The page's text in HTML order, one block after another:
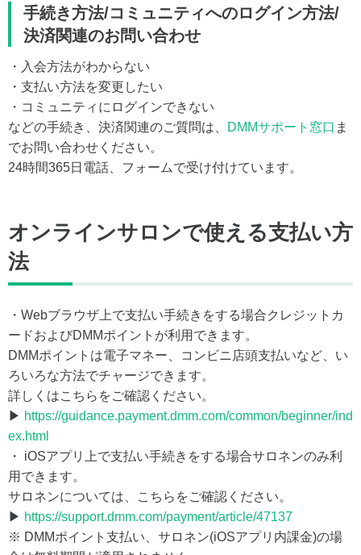
手続き方法/コミュニティへのログイン方法/
決済関連のお問い合わせ
・入会方法がわからない
・支払い方法を変更したい
・コミュニティにログインできない
などの手続き、決済関連のご質問は、
DMMサポート窓口 ま
でお問い合わせください。
24時間365日電話、フォームで受け付けています。
オンラインサロンで使える支払い方
法
・Webブラウザ上で支払い手続きをする場合クレジットカ
ードおよびDMMポイントが利用できます。
DMMポイントは電子マネー、コンビニ店頭支払いなど、い
ろいろな方法でチャージできます。
詳しくはこちらをご確認ください。
▶ https://guidance.payment.dmm.com/common/beginner/ind
ex.html
・ iOSアプリ上で支払い手続きをする場合サロネンのみ利
用できます。
サロネンについては、こちらをご確認ください。
▶ https://support.dmm.com/payment/article/47137
※ DMMポイント支払い、サロネン(iOSアプリ内課金)の場